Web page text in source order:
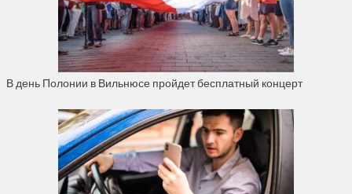
В день Полонии в Вильнюсе пройдет бесплатный концерт